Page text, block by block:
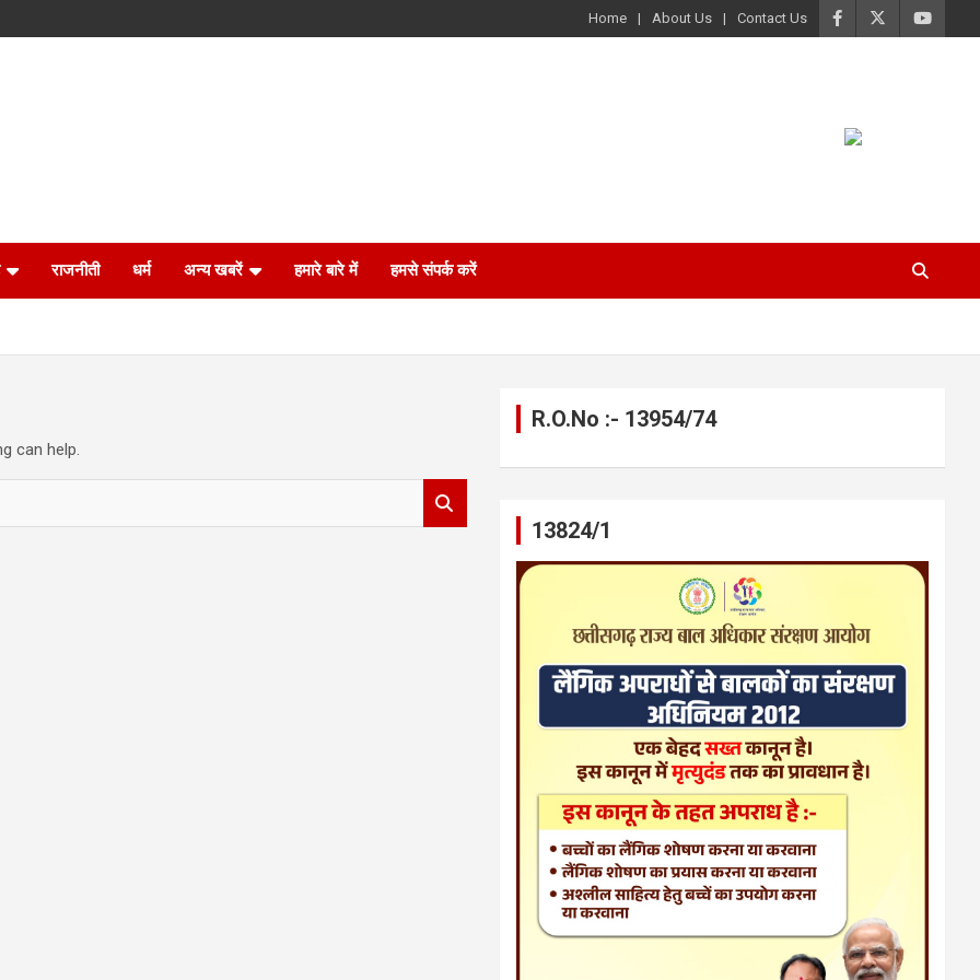
Home About Us Contact Us
राजनीती धर्म अन्य खबरें हमारे बारे में हमसे संपर्क करें
can help.
R.O.No :- 13954/74
13824/1